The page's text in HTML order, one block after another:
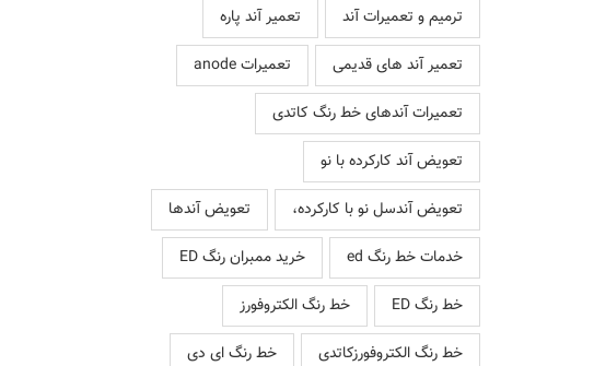
ترمیم و تعمیرات آند
تعمیر آند پاره
تعمیر آند های قدیمی
تعمیرات anode
تعمیرات آندهای خط رنگ کاتدی
تعویض آند کارکرده با نو
تعویض آندسل نو با کارکرده،
تعویض آندها
خدمات خط رنگ ed
خرید ممبران رنگ ED
خط رنگ ED
خط رنگ الکتروفورز
خط رنگ الکتروفورزکاتدی
خط رنگ ای دی